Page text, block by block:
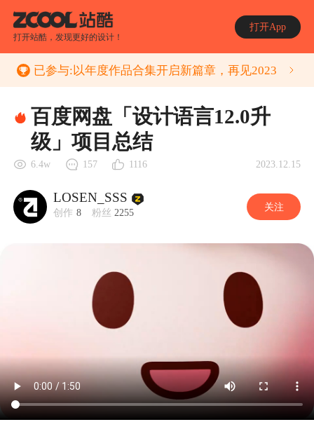
打开站酷，发现更好的设计！
打开App
已参与:以年度作品合集开启新篇章，再见2023
百度网盘「设计语言12.0升
级」项目总结
6.4w 157 1116 2023.12.15
LOSEN_SSS
创作 8 粉丝 2255 关注